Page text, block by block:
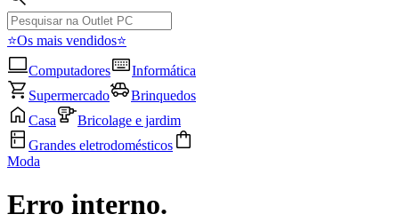
⭐Os mais vendidos⭐
Computadores
Informática
Supermercado
Brinquedos
Casa
Bricolage e jardim
Grandes eletrodomésticos
Moda
Erro interno.